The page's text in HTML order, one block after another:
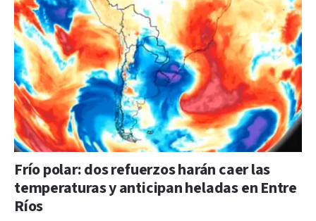
Frío polar: dos refuerzos harán caer las
temperaturas y anticipan heladas en Entre
Ríos